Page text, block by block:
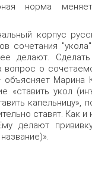
норма
корпус
сочетания
делают. Сделать
вопрос о
Марина
«ставить укол
капельницу»,
ставят. Как
делают